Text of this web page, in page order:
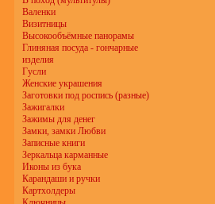
Валенки
Визитницы
Высокообъёмные панорамы
Глиняная посуда - гончарные
изделия
Гусли
Женские украшения
Заготовки под роспись (разные)
Зажигалки
Зажимы для денег
Замки, замки Любви
Записные книги
Зеркальца карманные
Иконы из бука
Карандаши и ручки
Картхолдеры